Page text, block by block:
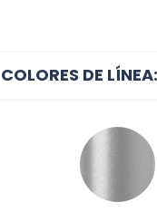
COLORES DE LÍNEA: